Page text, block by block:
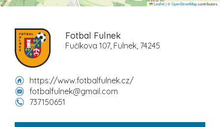
Leaflet|©OpenStreetMapcontributors
Fotbal Fulnek
Fučíkova 107, Fulnek, 74245
https://www.fotbalfulnek.cz/
fotbalfulnek@gmail.com
737150651